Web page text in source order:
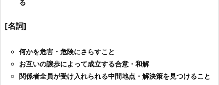
る
[名詞]
何かを危害・危険にさらすこと
お互いの譲歩によって成立する合意・和解
関係者全員が受け入れられる中間地点・解決策を見つけること